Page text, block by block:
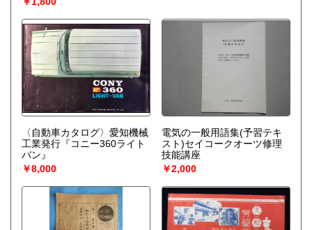
〈自動車カタログ〉愛知機械
工業発行『コニー360ライト
バン』
￥8,000
電気の一般用語集(予習テキ
スト)セイコークオーツ修理
技能講座
￥2,000